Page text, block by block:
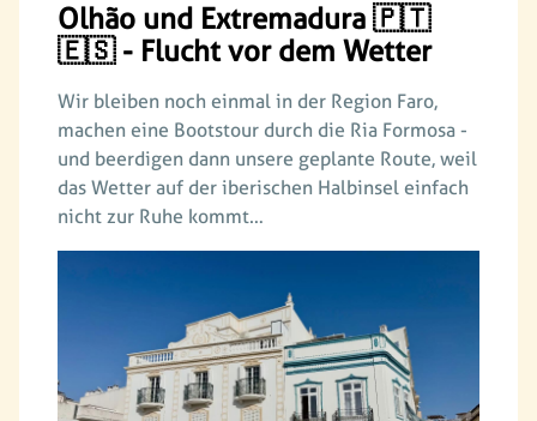
Olhão und Extremadura 🇵🇹
🇪🇸 - Flucht vor dem Wetter
Wir bleiben noch einmal in der Region Faro,
machen eine Bootstour durch die Ria Formosa -
und beerdigen dann unsere geplante Route, weil
das Wetter auf der iberischen Halbinsel einfach
nicht zur Ruhe kommt…